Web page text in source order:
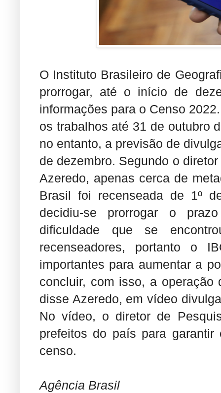
O Instituto Brasileiro de
prorrogar, até o início de
informações para o Censo
os trabalhos até 31 de outubro
no entanto, a previsão de
de dezembro. Segundo o
Azeredo, apenas cerca de
Brasil foi recenseada de 1º
decidiu-se prorrogar o
dificuldade que se
recenseadores, portanto o
importantes para aumentar a
concluir, com isso, a operação
disse Azeredo, em vídeo
No vídeo, o diretor de
prefeitos do país para
censo.
Agência Brasil